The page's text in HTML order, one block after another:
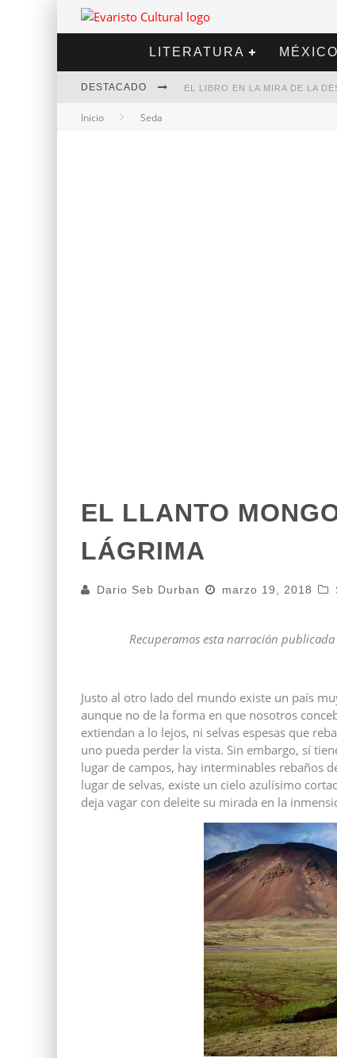
LITERATURA MÉXICO
DESTACADO EL LIBRO EN LA MIRA DE LA
Inicio Seda
EL LLANTO
LÁGRIMA
Dario Seb Durban marzo 19, 2018
Recuperamos esta narración
Justo al otro lado del mundo existe un país
aunque no de la forma en que nosotros
extiendan a lo lejos, ni selvas espesas que
uno pueda perder la vista. Sin embargo, sí
lugar de campos, hay interminables rebaños
lugar de selvas, existe un cielo azulísimo
deja vagar con deleite su mirada en la